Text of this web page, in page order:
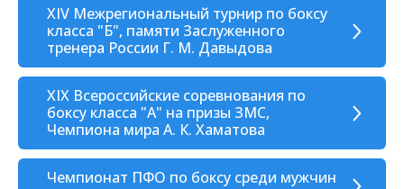
XIV Межрегиональный турнир по боксу
класса "Б", памяти Заслуженного
тренера России Г. М. Давыдова
XIX Всероссийские соревнования по
боксу класса "А" на призы ЗМС,
Чемпиона мира А. К. Хаматова
Чемпионат ПФО по боксу среди мужчин